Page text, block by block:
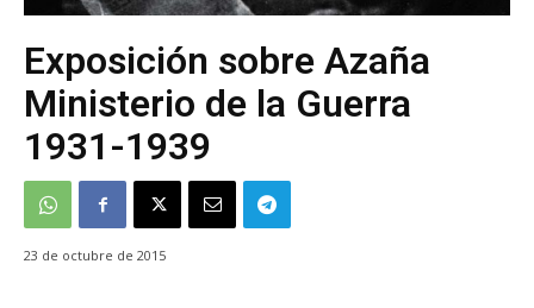
Exposición sobre Azaña
Ministerio de la Guerra
1931-1939
23 de octubre de 2015